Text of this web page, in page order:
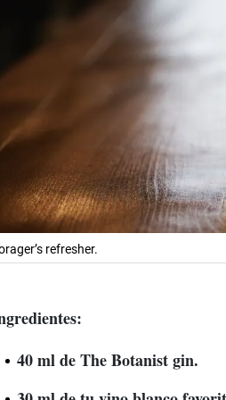
refresher.
40 ml de The Botanist gin.